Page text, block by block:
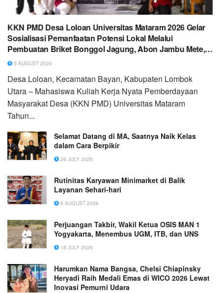
KKN PMD Desa Loloan Universitas Mataram 2026 Gelar
Sosialisasi Pemanfaatan Potensi Lokal Melalui
Pembuatan Briket Bonggol Jagung, Abon Jambu Mete,
dan Pestisida Nabati
5 AUGUST 2026
Desa Loloan, Kecamatan Bayan, Kabupaten Lombok
Utara – Mahasiswa Kuliah Kerja Nyata Pemberdayaan
Masyarakat Desa (KKN PMD) Universitas Mataram
Tahun...
Selamat Datang di MA, Saatnya Naik Kelas
dalam Cara Berpikir
26 JULY 2026
Rutinitas Karyawan Minimarket di Balik
Layanan Sehari-hari
8 AUGUST 2026
Perjuangan Takbir, Wakil Ketua OSIS MAN 1
Yogyakarta, Menembus UGM, ITB, dan UNS
18 JULY 2026
Harumkan Nama Bangsa, Chelsi Chiapinsky
Heryadi Raih Medali Emas di WICO 2026 Lewat
Inovasi Pemurni Udara